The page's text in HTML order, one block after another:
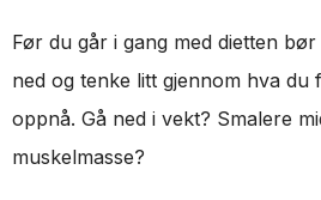
Før du går i gang med dietten
ned og tenke litt gjennom hva du
oppnå. Gå ned i vekt? Smalere
muskelmasse?